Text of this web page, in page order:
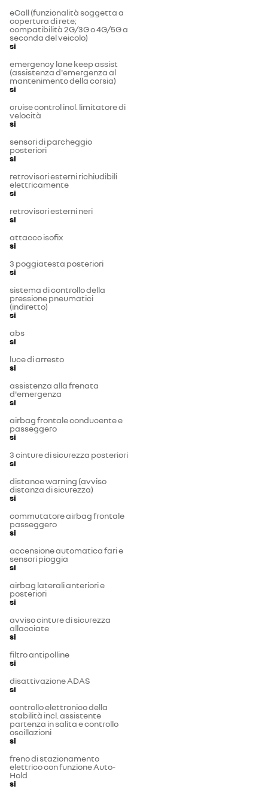
eCall (funzionalità soggetta a
copertura di rete;
compatibilità 2G/3G o 4G/5G a
seconda del veicolo)
si
emergency lane keep assist
(assistenza d'emergenza al
mantenimento della corsia)
si
cruise control incl. limitatore di
velocità
si
sensori di parcheggio
posteriori
si
retrovisori esterni richiudibili
elettricamente
si
retrovisori esterni neri
si
attacco isofix
si
3 poggiatesta posteriori
si
sistema di controllo della
pressione pneumatici
(indiretto)
si
abs
si
luce di arresto
si
assistenza alla frenata
d'emergenza
si
airbag frontale conducente e
passeggero
si
3 cinture di sicurezza posteriori
si
distance warning (avviso
distanza di sicurezza)
si
commutatore airbag frontale
passeggero
si
accensione automatica fari e
sensori pioggia
si
airbag laterali anteriori e
posteriori
si
avviso cinture di sicurezza
allacciate
si
filtro antipolline
si
disattivazione ADAS
si
controllo elettronico della
stabilità incl. assistente
partenza in salita e controllo
oscillazioni
si
freno di stazionamento
elettrico con funzione Auto-
Hold
si